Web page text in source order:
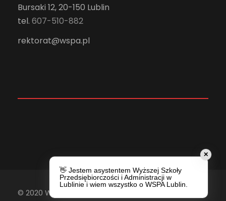
Bursaki 12, 20-150 Lublin
tel. 607-510-882
rektorat@wspa.pl
© 2020 Wyższa Szkoła Przedsiębiorczości i
✕
👋 Jestem asystentem Wyższej Szkoły
Przedsiębiorczości i Administracji w
Lublinie i wiem wszystko o WSPA Lublin.